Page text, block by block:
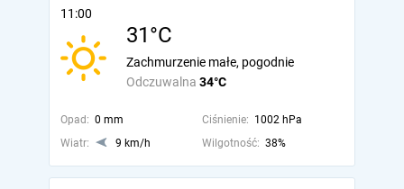
11:00
31°C
Odczuwalna 34°C
Zachmurzenie małe, pogodnie
Opad: 0 mm Ciśnienie: 1002 hPa
Wiatr:
9 km/h Wilgotność: 38%